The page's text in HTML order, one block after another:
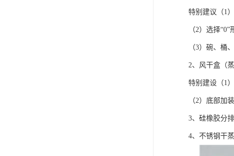
特别建议（1
（2）选择
（3）碗、桶
2、风干盒（
特别建设（1
（2）底部加
3、硅橡胶分
4、不锈钢干蒸